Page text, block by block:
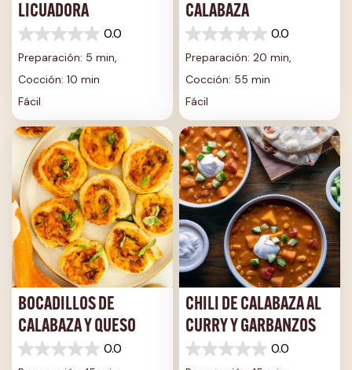
LICUADORA
0.0
0.0
de
estrellas.
Preparación: 5 min,
Cocción: 10 min
Fácil
CALABAZA
0.0
0.0
de
estrellas.
Preparación: 20 min,
Cocción: 55 min
Fácil
BOCADILLOS DE
CALABAZA Y QUESO
0.0
0.0
CHILI DE CALABAZA AL
CURRY Y GARBANZOS
0.0
0.0